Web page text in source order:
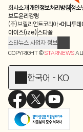
회사소개 개인정보처리방침청소
보도윤리강령
(주)브릴리언트코리아 머니투데
아이즈(ize) 스타폴
스타뉴스 사업자 정보
주소: 서울시 종로구 청계천로
청소년 보호책임자: 문완식
등록번호:서울 아01055
등록일:2009.12.10
제호:스타뉴스
발행일:2009.12.10
전화번호: 02-767-6843ㆍ
COPYRIGHT ©STARNEWS
한국어 - KO